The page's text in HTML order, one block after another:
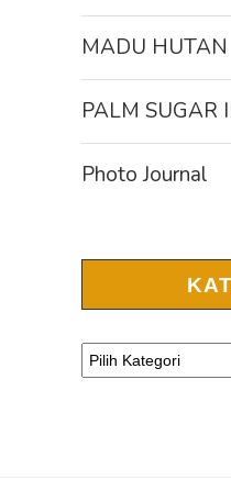
MADU HUTAN
PALM SUGAR
Photo Journal